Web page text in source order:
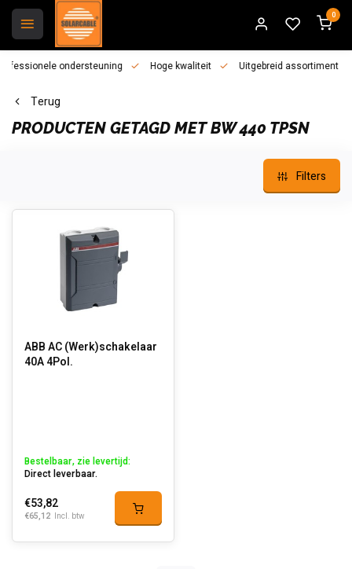
0
ondersteuning Hoge kwaliteit Uitgebreid assortiment
Terug
PRODUCTEN GETAGD MET BW 440 TPSN
Filters
ABB AC (Werk)schakelaar
40A 4Pol.
Bestelbaar, zie levertijd:
Direct leverbaar.
€53,82
€65,12 Incl. btw